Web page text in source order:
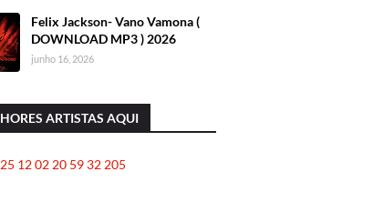
Felix Jackson- Vano Vamona (
DOWNLOAD MP3 ) 2026
junho 16, 2026
ARTISTAS AQUI